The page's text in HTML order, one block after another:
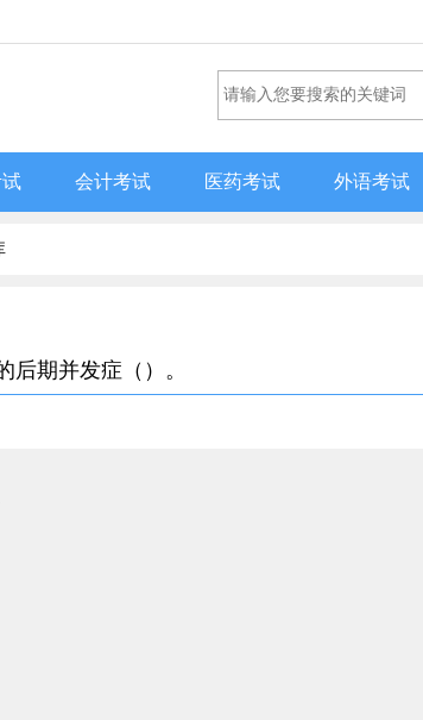
会计考试 医药考试 外语考试
期并发症（）。